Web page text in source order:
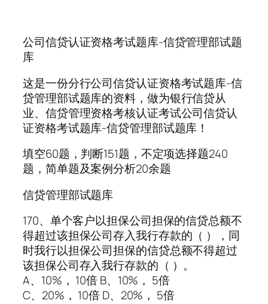
公司信贷认证资格考试题库-信贷管理部试题
库
这是一份分行公司信贷认证资格考试题库-信
贷管理部试题库的资料，做为银行信贷从
业、信贷管理资格考核认证考试公司信贷认
证资格考试题库-信贷管理部试题库！
填空60题，判断151题，不定项选择题240
题，简单题及案例分析20余题
信贷管理部试题库
170、单个客户以担保公司担保的信贷总额不
得超过该担保公司存入我行存款的（ ），同
时我行以担保公司担保的信贷总额不得超过
该担保公司存入我行存款的（ ）。
A、10%， 10倍 B、10%， 5倍
C、20%， 10倍 D、20%， 5倍